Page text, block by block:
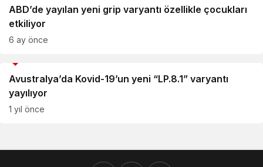
ABD’de yayılan yeni grip varyantı özellikle çocukları
etkiliyor
6 ay önce
Avustralya’da Kovid-19’un yeni “LP.8.1” varyantı
yayılıyor
1 yıl önce